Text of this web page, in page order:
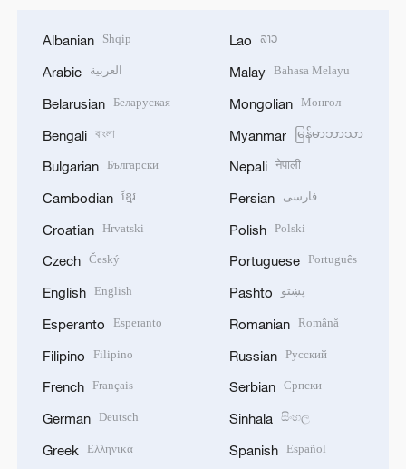
Albanian Shqip
Arabic العربية
Belarusian Беларуская
Bengali বাংলা
Bulgarian Български
Cambodian ខ្មែរ
Croatian Hrvatski
Czech Český
English English
Esperanto Esperanto
Filipino Filipino
French Français
German Deutsch
Greek Ελληνικά
Lao ລາວ
Malay Bahasa Melayu
Mongolian Монгол
Myanmar မြန်မာဘာသာ
Nepali नेपाली
Persian فارسی
Polish Polski
Portuguese Português
Pashto پښتو
Romanian Română
Russian Русский
Serbian Српски
Sinhala සිංහල
Spanish Español